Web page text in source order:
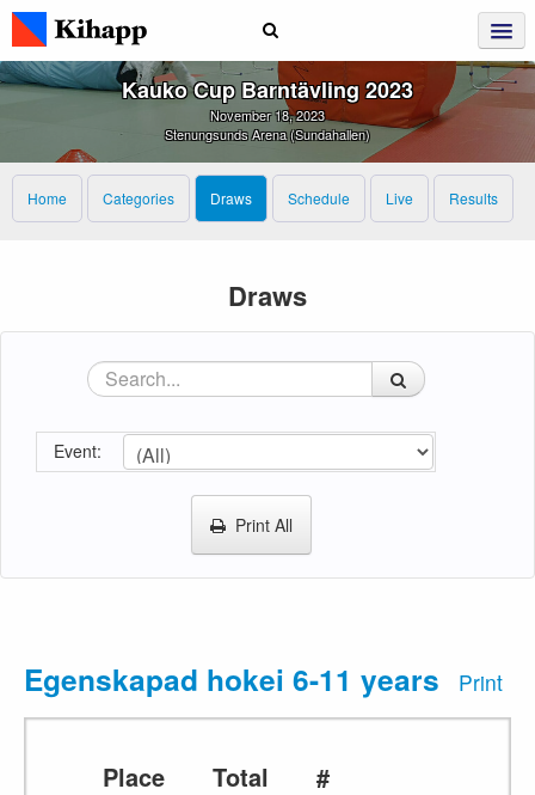
Kauko Cup Barntävling 2023
November 18, 2023
Stenungsunds Arena (Sundahallen)
Home Categories Draws Schedule Live Results
Draws
Event:
Print All
Egenskapad hokei 6-11 years Print
Place Total #